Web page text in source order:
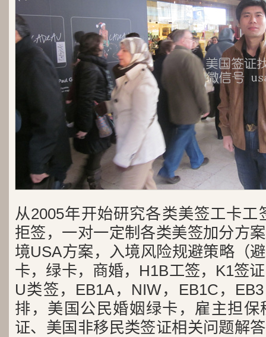
从2005年开始研究各类美签工卡工
拒签，一对一定制各类美签加分方
境USA方案，入境风险规避策略（
卡，绿卡，商婚，H1B工签，K1签
U类签，EB1A，NIW，EB1C，
排，美国公民婚姻绿卡，雇主担
证、美国非移民类签证相关问题解